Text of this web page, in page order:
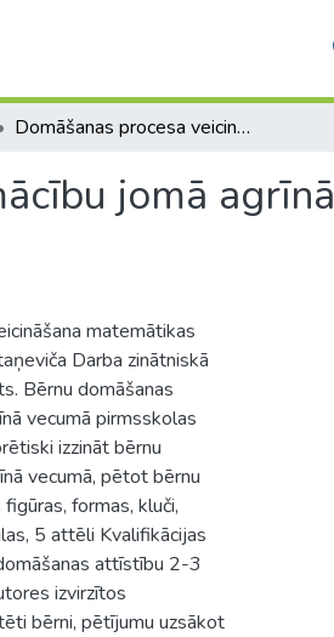
Domāšanas procesa veicināšana matemātikas mācību jomā agrīnā vecumā
jomā agrīnā
matemātikas
Darba zinātniskā
Bērnu domāšanas
vecumā pirmsskolas
izzināt bērnu
vecumā, pētot bērnu
formas, kluči,
5 attēli Kvalifikācijas
attīstību 2-3
izvirzītos
bērni, pētījumu uzsākot